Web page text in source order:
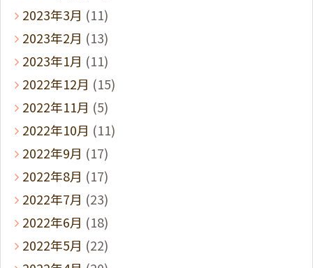
2023年3月 (11)
2023年2月 (13)
2023年1月 (11)
2022年12月 (15)
2022年11月 (5)
2022年10月 (11)
2022年9月 (17)
2022年8月 (17)
2022年7月 (23)
2022年6月 (18)
2022年5月 (22)